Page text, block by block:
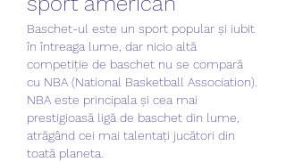
Baschet-ul este un sport popular și iubit
în întreaga lume, dar nicio altă
competiție de baschet nu se compară
cu NBA (National Basketball Association).
NBA este principala și cea mai
prestigioasă ligă de baschet din lume,
atrăgând cei mai talentați jucători din
toată planeta.